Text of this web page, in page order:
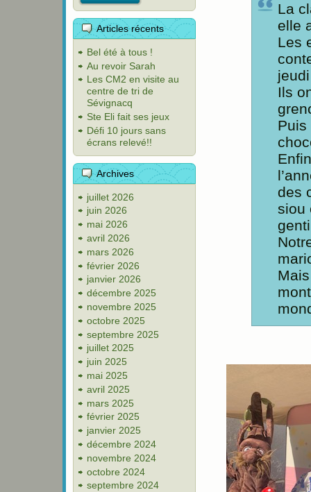
Articles récents
Bel été à tous !
Au revoir Sarah
Les CM2 en visite au
centre de tri de
Sévignacq
Ste Eli fait ses jeux
Défi 10 jours sans
écrans relevé!!
Archives
juillet 2026
juin 2026
mai 2026
avril 2026
mars 2026
février 2026
janvier 2026
décembre 2025
novembre 2025
octobre 2025
septembre 2025
juillet 2025
juin 2025
mai 2025
avril 2025
mars 2025
février 2025
janvier 2025
décembre 2024
novembre 2024
octobre 2024
septembre 2024
La
elle
Les
Ils
Puis
des
siou